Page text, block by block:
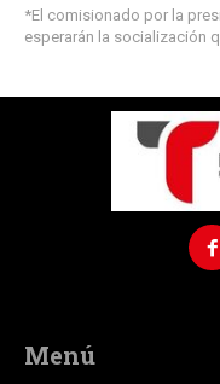
*El comisionado por la
esperarán la socialización
Menú